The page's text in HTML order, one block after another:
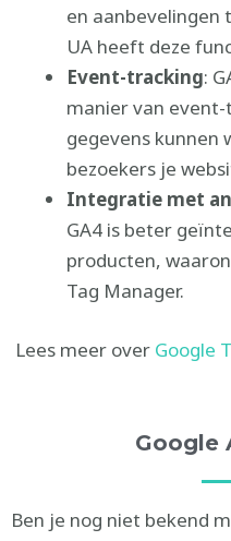
en aanbevelingen
UA heeft deze
Event-tracking:
manier van
gegevens kunnen
bezoekers je
Integratie met
GA4 is beter
producten,
Tag Manager.
Lees meer over Google
Google
Ben je nog niet bekend